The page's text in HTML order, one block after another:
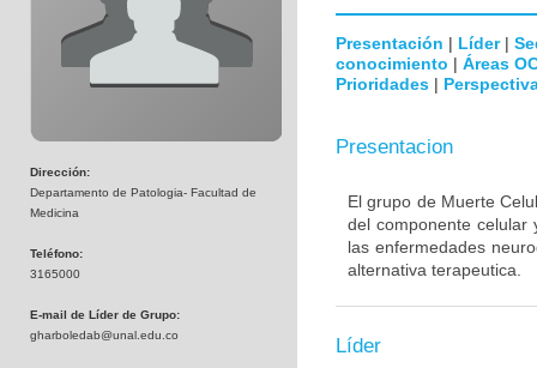
Dirección:
Departamento de Patologia- Facultad de
Medicina
Teléfono:
3165000
E-mail de Líder de Grupo:
gharboledab@unal.edu.co
Presentación | Líder|
conocimiento | Áreas
Prioridades |
Presentacion
El grupo de Muerte
del componente celular
las enfermedades
alternativa terapeutica.
Líder